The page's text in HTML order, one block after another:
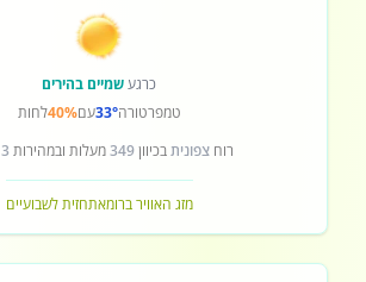
כרגעשמיים בהירים
טמפרטורה33°עם40%לחות
רוחצפוניתבכיוון349מעלות ובמהירות 3
מזג האוויר ברומאתחזית לשבועיים